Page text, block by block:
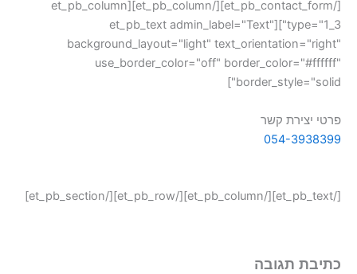
[/et_pb_contact_form][/et_pb_column][et_pb_column
type="1_3"][et_pb_text admin_label="Text"
background_layout="light" text_orientation="right"
use_border_color="off" border_color="#ffffff"
border_style="solid"]
פרטי יצירת קשר
054-3938399
[/et_pb_text][/et_pb_column][/et_pb_row][/et_pb_section]
כתיבת תגובה